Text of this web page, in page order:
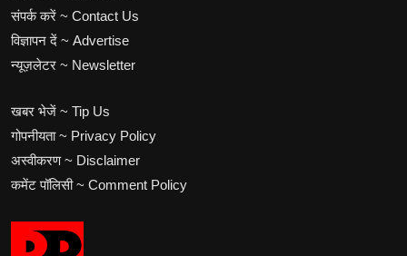
संपर्क करें ~ Contact Us
विज्ञापन दें ~ Advertise
न्यूज़लेटर ~ Newsletter
खबर भेजें ~ Tip Us
गोपनीयता ~ Privacy Policy
अस्वीकरण ~ Disclaimer
कमेंट पॉलिसी ~ Comment Policy